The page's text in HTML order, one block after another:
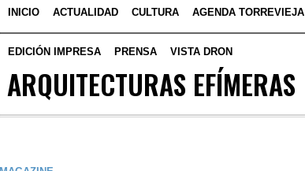
INICIO ACTUALIDAD CULTURA AGENDA TORREVIEJA
EDICIÓN IMPRESA PRENSA VISTA DRON
ARQUITECTURAS EFÍMERAS